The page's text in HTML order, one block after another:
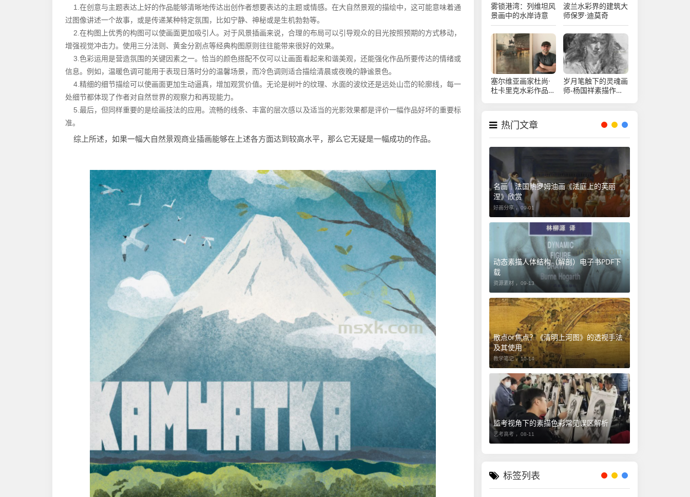
1.在创意与主题表达上好的作品能够清晰地传达出创作者想要表达的主题或情感。在大自然景观的描绘中，这可能意味着通
过图像讲述一个故事，或是传递某种特定氛围，比如宁静、神秘或是生机勃勃等。
2.在构图上优秀的构图可以使画面更加吸引人。对于风景插画来说，合理的布局可以引导观众的目光按照预期的方式移动，
增强视觉冲击力。使用三分法则、黄金分割点等经典构图原则往往能带来很好的效果。
3.色彩运用是营造氛围的关键因素之一。恰当的颜色搭配不仅可以让画面看起来和谐美观，还能强化作品所要传达的情绪或
信息。例如，温暖色调可能用于表现日落时分的温馨场景，而冷色调则适合描绘清晨或夜晚的静谧景色。
4.精细的细节描绘可以使画面更加生动逼真，增加观赏价值。无论是树叶的纹理、水面的波纹还是远处山峦的轮廓线，每一
处细节都体现了作者对自然世界的观察力和再现能力。
5.最后，但同样重要的是绘画技法的应用。流畅的线条、丰富的层次感以及适当的光影效果都是评价一幅作品好坏的重要标
准。
综上所述，如果一幅大自然景观商业插画能够在上述各方面达到较高水平，那么它无疑是一幅成功的作品。
雾锁港湾：列维坦风
景画中的水岸诗意
波兰水彩界的建筑大
师保罗·迪莫奇
塞尔维亚画家杜尚·
杜卡里克水彩作品欣
岁月笔触下的灵魂画
师-杨国祥素描作品
热门文章
名画｜法国热罗姆油画《法庭上的芙丽
涅》欣赏
好画分享 ，09-01
动态素描人体结构（解剖）电子书PDF下
载
资源素材 ， 09-13
​散点or焦点？《清明上河图》的透视手法
及其使用
教学笔记 ， 10-14
监考视角下的素描色彩常见误区解析
艺考高考 ， 08-11
标签列表